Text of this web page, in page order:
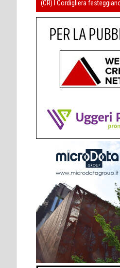
(CR) I Cordigliera